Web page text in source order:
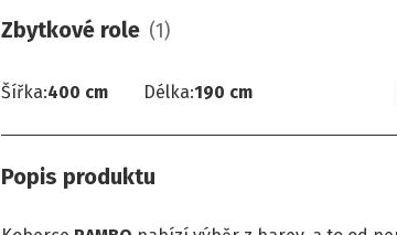
Zbytkové role (1)
Šířka:400 cm Délka:190 cm
Popis produktu